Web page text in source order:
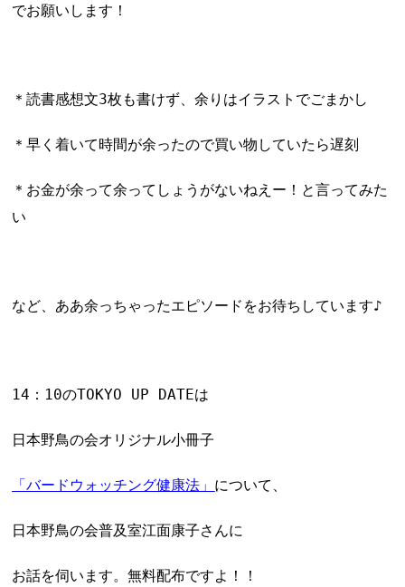
でお願いします！
＊読書感想文3枚も書けず、余りはイラストでごまかし
＊早く着いて時間が余ったので買い物していたら遅刻
＊お金が余って余ってしょうがないねえー！と言ってみた
い
など、ああ余っちゃったエピソードをお待ちしています♪
14：10のTOKYO UP DATEは
日本野鳥の会オリジナル小冊子
「バードウォッチング健康法」 について、
日本野鳥の会普及室江面康子さんに
お話を伺います。無料配布ですよ！！